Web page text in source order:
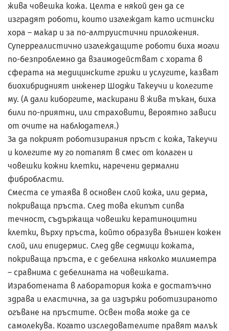
жива човешка кожа. Целта е някой ден да се
изградят роботи, които изглеждат като истински
хора – макар и за по-алтруистични приложения.
Суперреалистично изглеждащите роботи биха могли
по-безпроблемно да взаимодействат с хората в
сферата на медицинските грижи и услугите, казват
биохибридният инженер Шоджи Такеучи и колегите
му. (А дали киборгите, маскирани в жива тъкан, биха
били по-приятни, или страховити, вероятно зависи
от очите на наблюдателя.)
За да покрият роботизирания пръст с кожа, Такеучи
и колегите му го потапят в смес от колаген и
човешки кожни клетки, наречени дермални
фибробласти.
Сместа се утаява в основен слой кожа, или дерма,
покриваща пръста. След това екипът сипва
течност, съдържаща човешки кератиноцитни
клетки, върху пръста, който образува външен кожен
слой, или епидермис. След две седмици кожата,
покриваща пръста, е с дебелина няколко милиметра
– сравнима с дебелината на човешката.
Изработената в лаборатория кожа е достатъчно
здрава и еластична, за да издържи роботизираното
огъване на пръстите. Освен това може да се
самолекува. Когато изследователите правят малък